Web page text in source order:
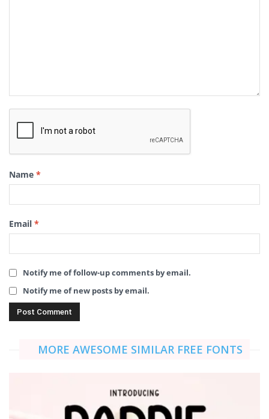
Name *
Email *
Notify me of follow-up comments by email.
Notify me of new posts by email.
MORE AWESOME SIMILAR FREE FONTS